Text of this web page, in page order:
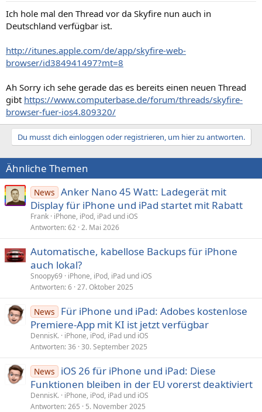
Ich hole mal den Thread vor da Skyfire nun auch in
Deutschland verfügbar ist.
http://itunes.apple.com/de/app/skyfire-web-
browser/id384941497?mt=8
Ah Sorry ich sehe gerade das es bereits einen neuen Thread
gibt https://www.computerbase.de/forum/threads/skyfire-
browser-fuer-ios4.809320/
Du musst dich einloggen oder registrieren, um hier zu antworten.
Ähnliche Themen
News Anker Nano 45 Watt: Ladegerät mit
Display für iPhone und iPad startet mit Rabatt
Frank iPhone, iPod, iPad und iOS
Antworten 62 2. Mai 2026
Automatische, kabellose Backups für iPhone
auch lokal?
Snoopy69
iPhone, iPod, iPad und iOS
Antworten 6 27. Oktober 2025
News
Für iPhone und iPad: Adobes kostenlose
Premiere-App mit KI ist jetzt verfügbar
DennisK. iPhone, iPod, iPad und iOS
Antworten 36 30. September 2025
News
iOS 26 für iPhone und iPad: Diese
Funktionen bleiben in der EU vorerst deaktiviert
DennisK. iPhone, iPod, iPad und iOS
Antworten 265 5. November 2025